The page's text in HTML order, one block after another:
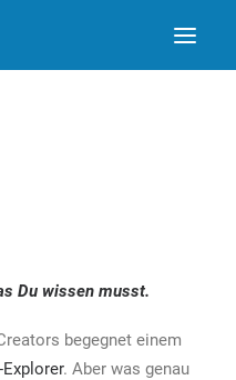
Du wissen musst.
begegnet einem
. Aber was genau